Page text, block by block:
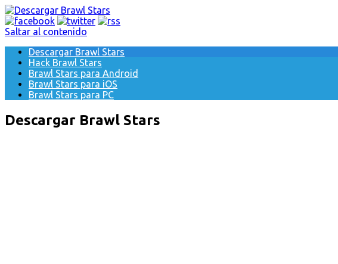
Saltar al contenido
Descargar Brawl Stars
Hack Brawl Stars
Brawl Stars para Android
Brawl Stars para iOS
Brawl Stars para PC
Descargar Brawl Stars